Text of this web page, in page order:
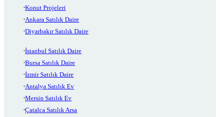
Konut Projeleri
Ankara Satılık Daire
Diyarbakır Satılık Daire
İstanbul Satılık Daire
Bursa Satılık Daire
İzmir Satılık Daire
Antalya Satılık Ev
Mersin Satılık Ev
Çatalca Satılık Arsa